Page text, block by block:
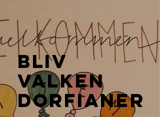
Bliv
valken
dorfianer